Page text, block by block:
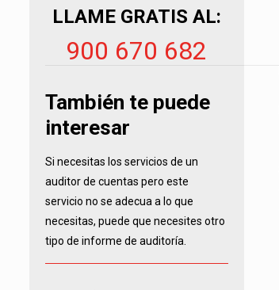
LLAME GRATIS AL:
900 670 682
También te puede
interesar
Si necesitas los servicios de un
auditor de cuentas pero este
servicio no se adecua a lo que
necesitas, puede que necesites otro
tipo de informe de auditoría.